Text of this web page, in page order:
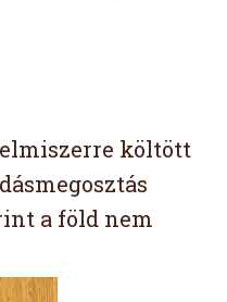
költött
a föld nem